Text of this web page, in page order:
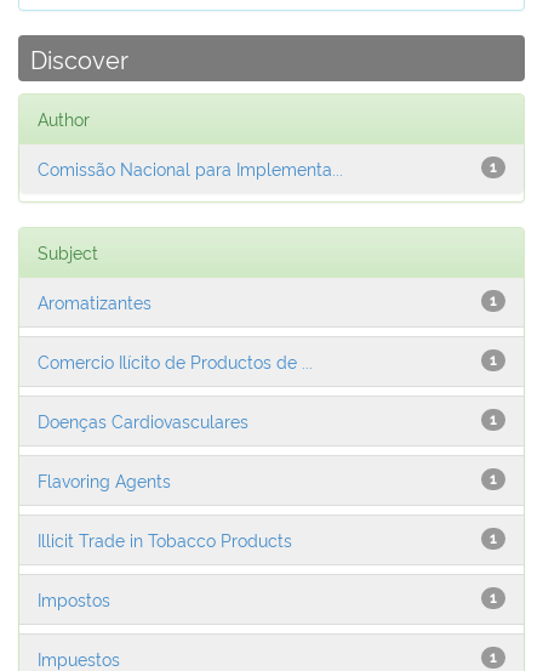
Discover
Author
1
Comissão Nacional para Implementa...
Subject
1
Aromatizantes
1
Comercio Ilícito de Productos de ...
1
Doenças Cardiovasculares
1
Flavoring Agents
1
Illicit Trade in Tobacco Products
1
Impostos
1
Impuestos